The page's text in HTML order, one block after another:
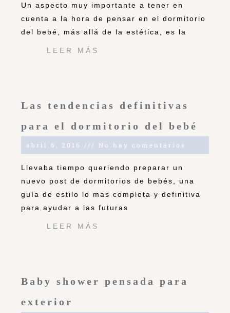
Un aspecto muy importante a tener en
cuenta a la hora de pensar en el dormitorio
del bebé, más allá de la estética, es la
LEER MÁS
Las tendencias definitivas
para el dormitorio del bebé
abril 6, 2016 No hay comentarios
Llevaba tiempo queriendo preparar un
nuevo post de dormitorios de bebés, una
guía de estilo lo mas completa y definitiva
para ayudar a las futuras
LEER MÁS
Baby shower pensada para
exterior